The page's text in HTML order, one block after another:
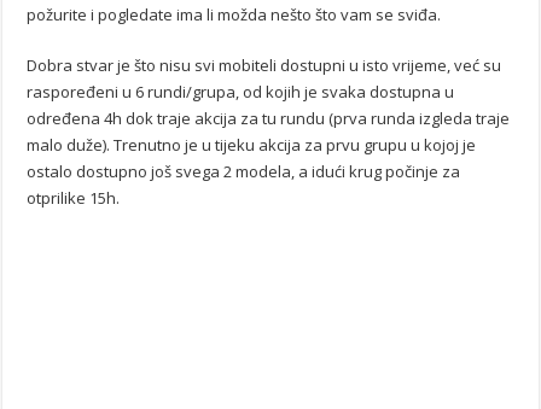
požurite i pogledate ima li možda nešto što vam se sviđa.
Dobra stvar je što nisu svi mobiteli dostupni u isto vrijeme, već su
raspoređeni u 6 rundi/grupa, od kojih je svaka dostupna u
određena 4h dok traje akcija za tu rundu (prva runda izgleda traje
malo duže). Trenutno je u tijeku akcija za prvu grupu u kojoj je
ostalo dostupno još svega 2 modela, a idući krug počinje za
otprilike 15h.